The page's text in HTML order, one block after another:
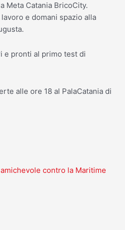
Meta Catania BricoCity.
e domani spazio alla
e pronti al primo test di
alle ore 18 al PalaCatania di
contro la Maritime